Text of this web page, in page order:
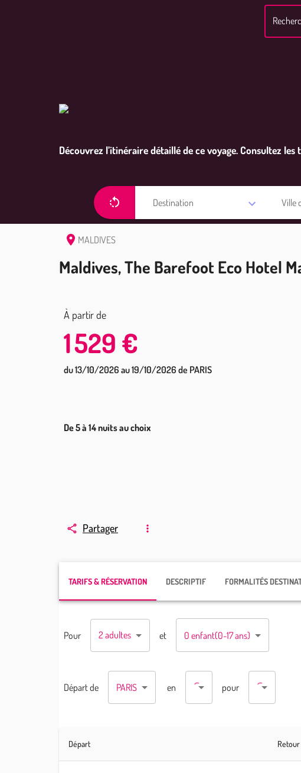
Découvrez l’itinéraire détaillé de ce voyage. Consultez
Destination Ville
MALDIVES
Maldives, The Barefoot Eco Hotel
À partir de
1 529 €
du 13/10/2026 au 19/10/2026 de PARIS
De 5 à 14 nuits au choix
Partager
TARIFS & RÉSERVATION DESCRIPTIF FORMALITÉS
Pour 2 adultes et 0 enfant(0-17 ans)
Départde PARIS en pour
Départ Retour